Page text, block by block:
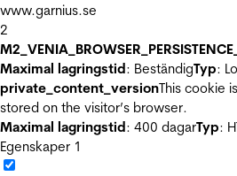
www.garnius.se
2
Maximal lagringstid: BeständigTyp:
private_content_versionThis cookie
stored on the visitor’s browser.
Maximal lagringstid: 400 dagarTyp:
Egenskaper 1